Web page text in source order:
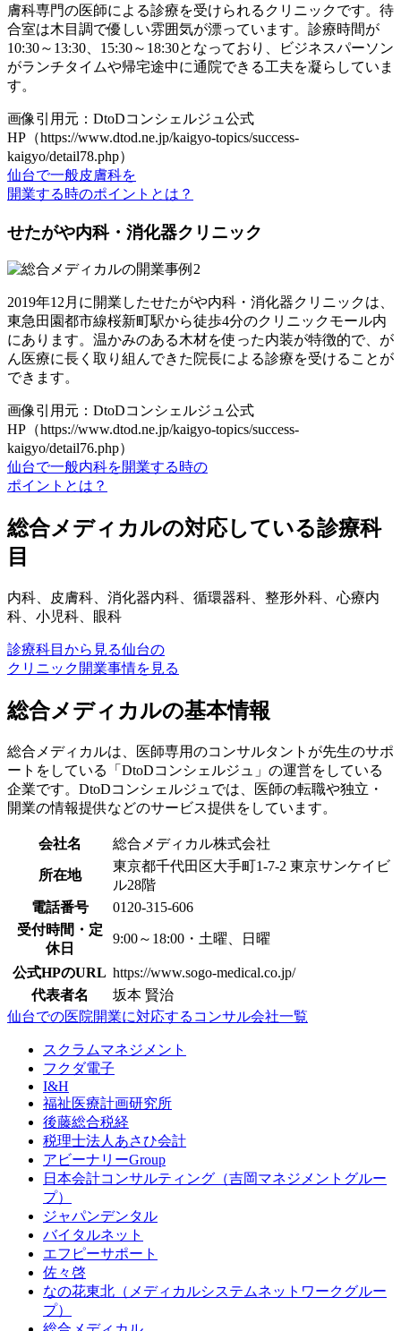
膚科専門の医師による診療を受けられるクリニックです。待
合室は木目調で優しい雰囲気が漂っています。診療時間が
10:30～13:30、15:30～18:30となっており、ビジネスパーソン
がランチタイムや帰宅途中に通院できる工夫を凝らしていま
す。
画像引用元：DtoDコンシェルジュ公式
HP（https://www.dtod.ne.jp/kaigyo-topics/success-
kaigyo/detail78.php）
仙台で一般皮膚科を
開業する時のポイントとは？
せたがや内科・消化器クリニック
2019年12月に開業したせたがや内科・消化器クリニックは、
東急田園都市線桜新町駅から徒歩4分のクリニックモール内
にあります。温かみのある木材を使った内装が特徴的で、が
ん医療に長く取り組んできた院長による診療を受けることが
できます。
画像引用元：DtoDコンシェルジュ公式
HP（https://www.dtod.ne.jp/kaigyo-topics/success-
kaigyo/detail76.php）
仙台で一般内科を開業する時の
ポイントとは？
総合メディカルの対応している診療科
目
内科、皮膚科、消化器内科、循環器科、整形外科、心療内
科、小児科、眼科
診療科目から見る仙台の
クリニック開業事情を見る
総合メディカルの基本情報
総合メディカルは、医師専用のコンサルタントが先生のサポ
ートをしている「DtoDコンシェルジュ」の運営をしている
企業です。DtoDコンシェルジュでは、医師の転職や独立・
開業の情報提供などのサービス提供をしています。
会社名 総合メディカル株式会社
所在地
東京都千代田区大手町1-7-2 東京サンケイビ
ル28階
電話番号
0120-315-606
受付時間・定
休日
9:00～18:00・土曜、日曜
公式HPのURL https://www.sogo-medical.co.jp/
代表者名
坂本 賢治
仙台での医院開業に対応するコンサル会社一覧
スクラムマネジメント
フクダ電子
I&H
福祉医療計画研究所
後藤総合税経
税理士法人あさひ会計
アビーナリーGroup
日本会計コンサルティング（吉岡マネジメントグルー
プ）
ジャパンデンタル
バイタルネット
エフピーサポート
佐々啓
なの花東北（メディカルシステムネットワークグルー
プ）